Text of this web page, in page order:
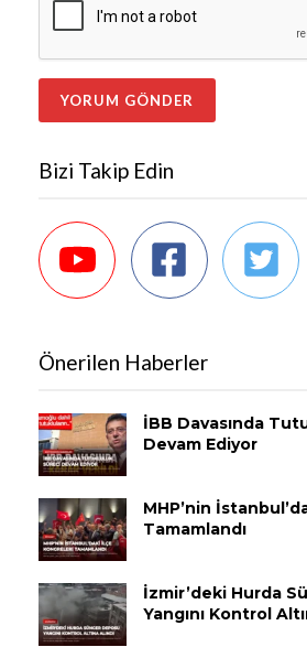
Bizi Takip Edin
Önerilen Haberler
İBB Davasında
Devam Ediyor
MHP’nin
Tamamlandı
İzmir’deki Hurda
Yangını Kontrol